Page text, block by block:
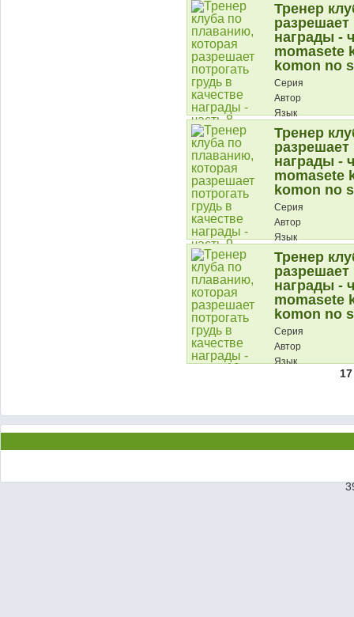
Описание:
Тренер
разрешает
награды -
momasete
komon no
Серия
Автор
Язык
Описание:
Тренер
разрешает
награды -
momasete
komon no
Серия
Автор
Язык
Описание:
Тренер
разрешает
награды -
momasete
komon no
Серия
Автор
Язык